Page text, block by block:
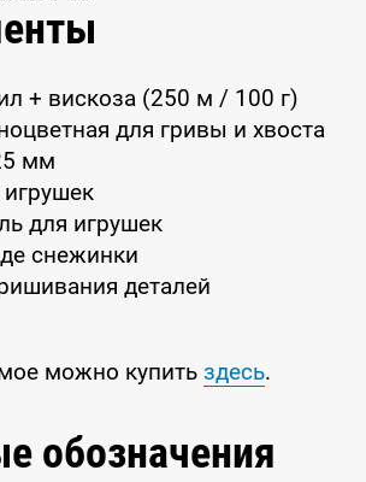
+ вискоза (250 м / 100 г)
для гривы и хвоста
мм
игрушек
для игрушек
снежинки
деталей
можно купить здесь.
обозначения